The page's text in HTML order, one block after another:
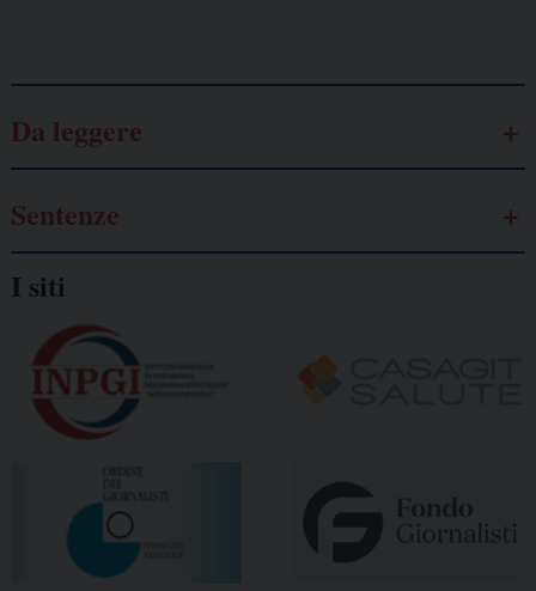
Da leggere
Sentenze
I siti